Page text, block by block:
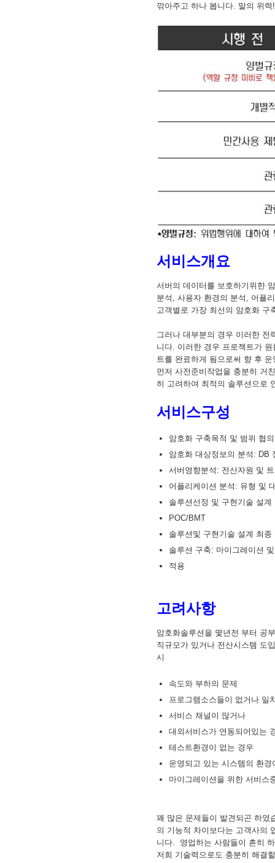
깎아주고 하나 봅니다. 말의 위력!
서비스개요
서버의 데이터를 보호하기위한
분석, 사용자 환경의 분석, 어플
고객별로 가장 최선의 암호화
그러나 대부분의 경우 이러한
니다. 이러한 경우 프로젝트가
트를 완료하게 됨으로써 향 후
먼저 사전준비작업을 충분히 거
히 고려하여 최적의 솔루션으로
서비스구성
암호화 구축목적 및 범위 협의
암호화 대상정보의 분석: DB
서버영향분석: 전산자원 및
어플리케이션 분석: 유형 및
솔루션선정 및 구현기술 설계
POC/BMT
솔루션및 구현기술 설계 최종
솔루션 구축: 마이그레이션
적용
고려사항
암호화솔루션을 몇년전 부터 공
직규모가 있거나 전산시스템 도
시
속도와 부하의 문제
프로그램소스들이 없거나 일
서비스 채널이 많거나
대외서비스가 연동되어있는
테스트환경이 없는 경우
운영되고 있는 시스템의 환
마이그레이션을 위한 서비스
꽤 많은 문제들이 발견되곤 하
의 기능적 차이보다는 고객사의
니다. 영업하는 사람들이 흔히
저희 기술력으로도 충분히 해결